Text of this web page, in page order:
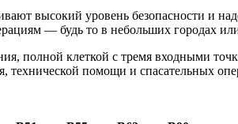
высокий уровень безопасности и
— будь то в небольших городах
полной клеткой с тремя входными
помощи и спасательных